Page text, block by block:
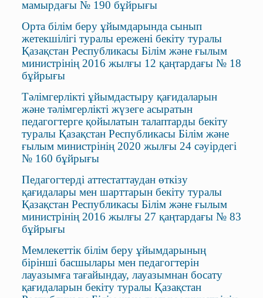
мамырдағы № 190 бұйрығы
Орта білім беру ұйымдарында сынып
жетекшілігі туралы ережені бекіту туралы
Қазақстан Республикасы Білім және ғылым
министрінің 2016 жылғы 12 қаңтардағы № 18
бұйрығы
Тәлімгерлікті ұйымдастыру қағидаларын
және тәлімгерлікті жүзеге асыратын
педагогтерге қойылатын талаптарды бекіту
туралы Қазақстан Республикасы Білім және
ғылым министрінің 2020 жылғы 24 сәуірдегі
№ 160 бұйрығы
Педагогтерді аттестаттаудан өткізу
қағидалары мен шарттарын бекіту туралы
Қазақстан Республикасы Білім және ғылым
министрінің 2016 жылғы 27 қаңтардағы № 83
бұйрығы
Мемлекеттік білім беру ұйымдарының
бірінші басшылары мен педагогтерін
лауазымға тағайындау, лауазымнан босату
қағидаларын бекіту туралы Қазақстан